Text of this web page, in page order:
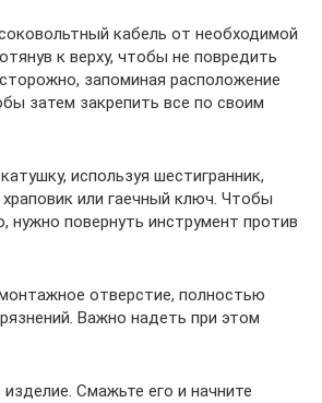
кабель от необходимой
к верху, чтобы не повредить
запоминая расположение
затем закрепить все по своим
используя шестигранник,
или гаечный ключ. Чтобы
нужно повернуть инструмент против
отверстие, полностью
Важно надеть при этом
изделие. Смажьте его и начните